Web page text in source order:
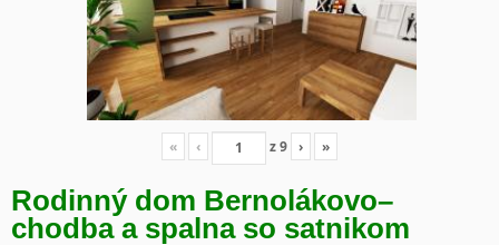
« ‹ z9 › »
Rodinný dom Bernolákovo–
chodba a spalna so satnikom